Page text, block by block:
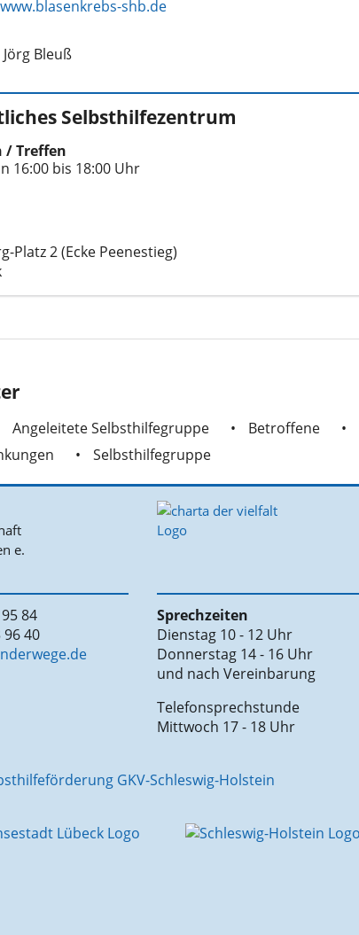
shb.de
Bleuß
Selbsthilfezentrum
/ Treffen
16:00 bis 18:00 Uhr
Platz 2 (Ecke Peenestieg)
Angeleitete Selbsthilfegruppe Betroffene
Selbsthilfegruppe
84
96 40
Sprechzeiten
Dienstag 10 - 12 Uhr
Donnerstag 14 - 16 Uhr
und nach Vereinbarung
Telefonsprechstunde
Mittwoch 17 - 18 Uhr